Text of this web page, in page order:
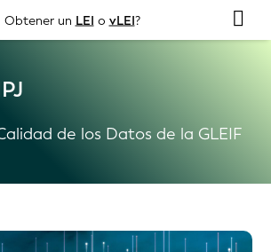
Obtener un LEI o vLEI?
de los Datos de la GLEIF